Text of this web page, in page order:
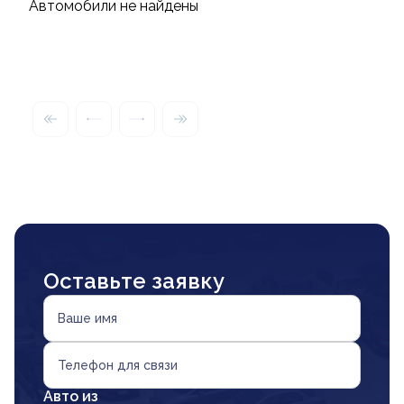
Автомобили не найдены
Оставьте заявку
Ваше имя
Телефон для связи
Авто из